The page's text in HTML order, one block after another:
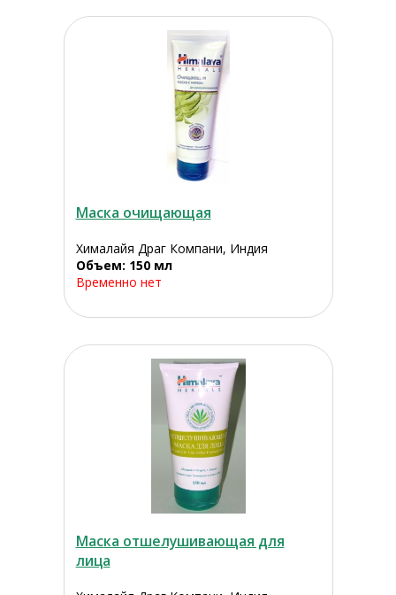
Маска очищающая
Хималайя Драг Компани, Индия
Объем: 150 мл
Временно нет
Маска отшелушивающая для
лица